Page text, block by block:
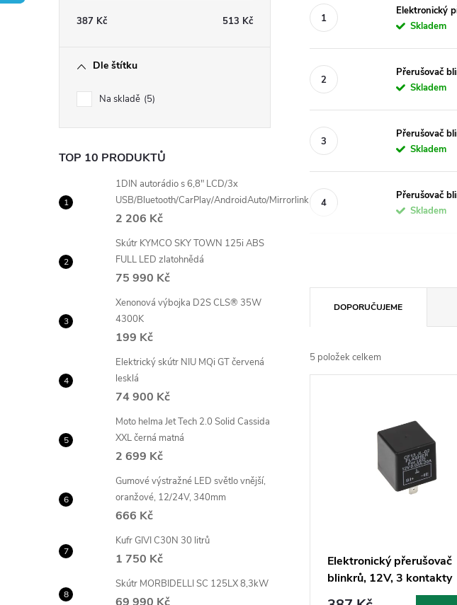
n
n
í
a
e
l
387 Kč 513 Kč
Dle štítku
Na skladě 5
TOP 10 PRODUKTŮ
1DIN autorádio s 6,8" LCD/3x
USB/Bluetooth/CarPlay/AndroidAuto/Mirrorlink
2 206 Kč
Skútr KYMCO SKY TOWN 125i ABS
FULL LED zlatohnědá
75 990 Kč
Xenonová výbojka D2S CLS® 35W
4300K
199 Kč
Elektrický skútr NIU MQi GT červená
lesklá
74 900 Kč
Moto helma Jet Tech 2.0 Solid Cassida
XXL černá matná
2 699 Kč
Gumové výstražné LED světlo vnější,
oranžové, 12/24V, 340mm
666 Kč
Kufr GIVI C30N 30 litrů
1 750 Kč
Skútr MORBIDELLI SC 125LX 8,3kW
Elektronický
Skladem
Přerušovač
Skladem
Přerušovač
Skladem
Přerušovač
Skladem
a
z
DOPORUČUJEME
5 položek celkem
Elektronický přerušovač
blinkrů, 12V, 3 kontakty